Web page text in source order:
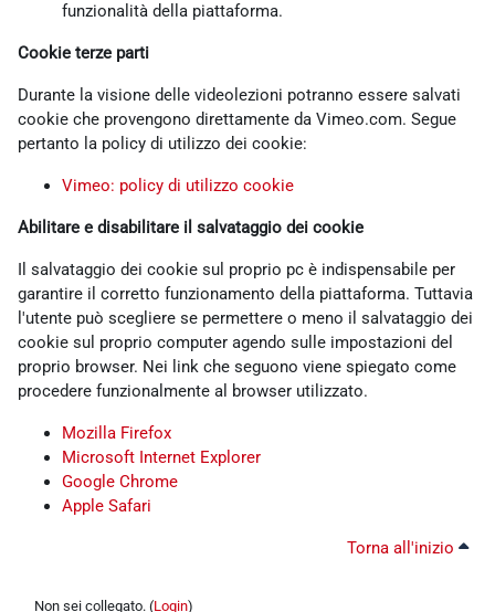
funzionalità della piattaforma.
Cookie terze parti
Durante la visione delle videolezioni potranno essere salvati
cookie che provengono direttamente da Vimeo.com. Segue
pertanto la policy di utilizzo dei cookie:
Vimeo: policy di utilizzo cookie
Abilitare e disabilitare il salvataggio dei cookie
Il salvataggio dei cookie sul proprio pc è indispensabile per
garantire il corretto funzionamento della piattaforma. Tuttavia
l'utente può scegliere se permettere o meno il salvataggio dei
cookie sul proprio computer agendo sulle impostazioni del
proprio browser. Nei link che seguono viene spiegato come
procedere funzionalmente al browser utilizzato.
Mozilla Firefox
Microsoft Internet Explorer
Google Chrome
Apple Safari
Torna all'inizio
Non sei collegato. (Login)